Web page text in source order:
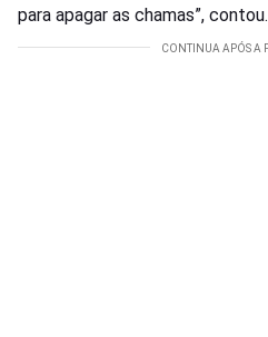
para apagar as chamas”, contou.